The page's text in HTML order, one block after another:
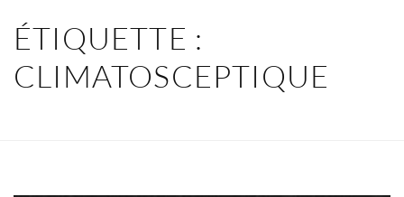
ÉTIQUETTE :
CLIMATOSCEPTIQUE